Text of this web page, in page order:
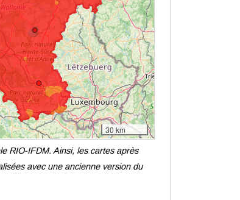
RIO-IFDM. Ainsi, les cartes après
avec une ancienne version du